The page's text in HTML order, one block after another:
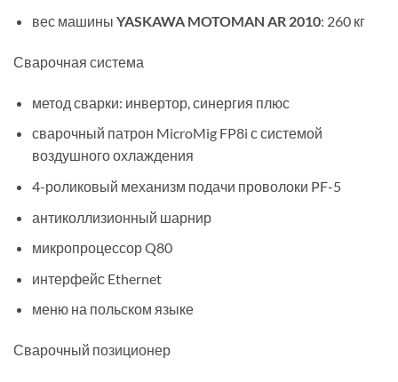
вес машины YASKAWA MOTOMAN AR 2010: 260 кг
Сварочная система
метод сварки: инвертор, синергия плюс
сварочный патрон MicroMig FP8i с системой
воздушного охлаждения
4-роликовый механизм подачи проволоки PF-5
антиколлизионный шарнир
микропроцессор Q80
интерфейс Ethernet
меню на польском языке
Сварочный позиционер